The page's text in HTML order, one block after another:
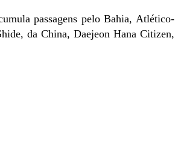
passagens pelo Bahia, Atlético-
da China, Daejeon Hana Citizen,